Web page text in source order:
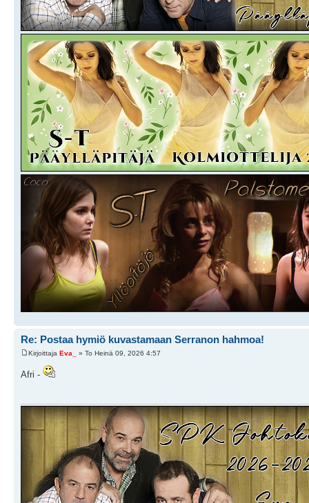
Re: Postaa hymiö kuvastamaan Serranon hahmoa!
Kirjoittaja Eva_ » To Heinä 09, 2026 4:57
Afri -